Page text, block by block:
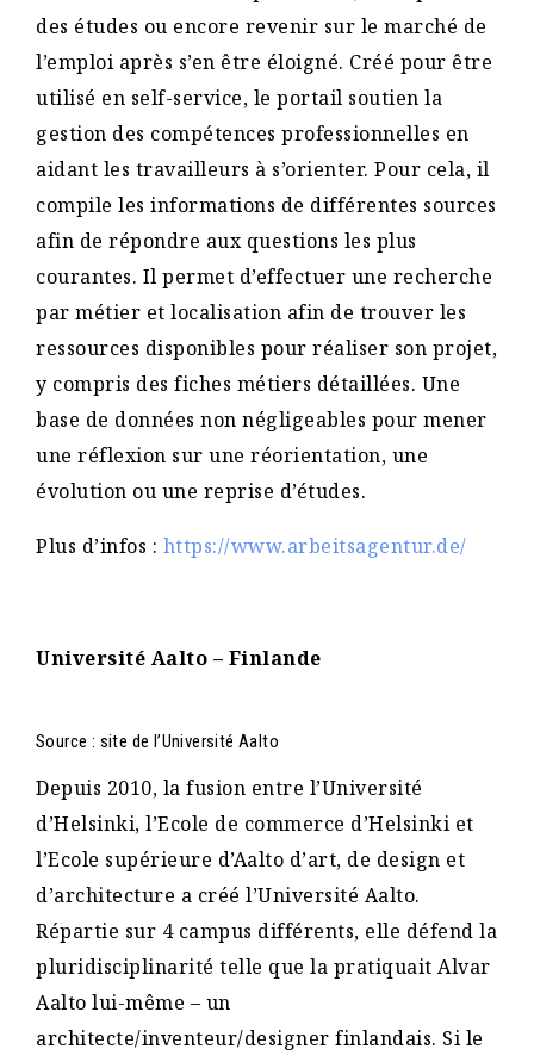
des études ou encore revenir sur le marché de
l’emploi après s’en être éloigné. Créé pour être
utilisé en self-service, le portail soutien la
gestion des compétences professionnelles en
aidant les travailleurs à s’orienter. Pour cela, il
compile les informations de différentes sources
afin de répondre aux questions les plus
courantes. Il permet d’effectuer une recherche
par métier et localisation afin de trouver les
ressources disponibles pour réaliser son projet,
y compris des fiches métiers détaillées. Une
base de données non négligeables pour mener
une réflexion sur une réorientation, une
évolution ou une reprise d’études.
Plus d’infos : https://www.arbeitsagentur.de/
Université Aalto – Finlande
Source : site de l’Université Aalto
Depuis 2010, la fusion entre l’Université
d’Helsinki, l’Ecole de commerce d’Helsinki et
l’Ecole supérieure d’Aalto d’art, de design et
d’architecture a créé l’Université Aalto.
Répartie sur 4 campus différents, elle défend la
pluridisciplinarité telle que la pratiquait Alvar
Aalto lui-même – un
architecte/inventeur/designer finlandais. Si le